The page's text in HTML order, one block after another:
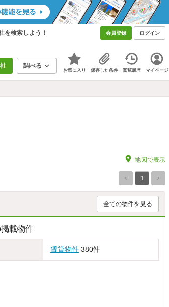
を検索しよう！ 会員登録 ログイン
調べる
お気に入り 保存した条件 閲覧履歴 マイページ
地図で表示
< 1 >
全ての物件を見る
載物件
賃貸物件 380件